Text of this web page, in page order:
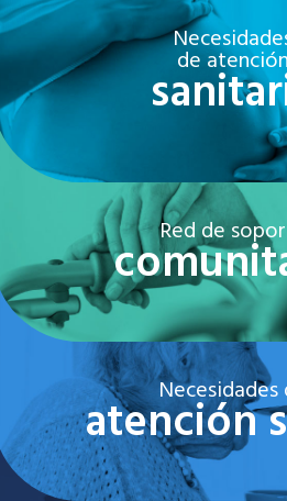
de atención
Red de
Necesidades
atención